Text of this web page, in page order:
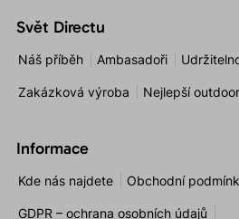
Svět Directu
Náš příběh Ambasadoři
Zakázková výroba Nejlepší
Informace
Kde nás najdete Obchodní
GDPR – ochrana osobních údajů